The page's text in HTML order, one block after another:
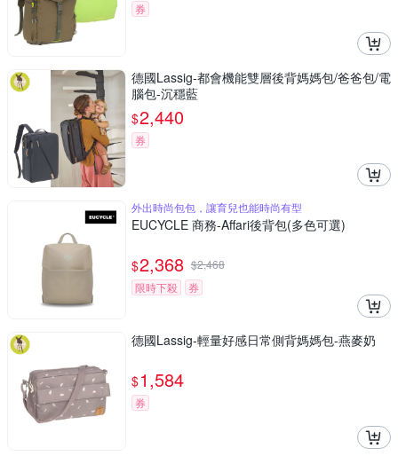
券
德國Lassig-都會機能雙層後背媽媽包/爸爸包/電
腦包-沉穩藍
$2,440
券
外出時尚包包，讓育兒也能時尚有型
EUCYCLE 商務-Affari後背包(多色可選)
$2,368 $2,468
限時下殺
券
德國Lassig-輕量好感日常側背媽媽包-燕麥奶
$1,584
券